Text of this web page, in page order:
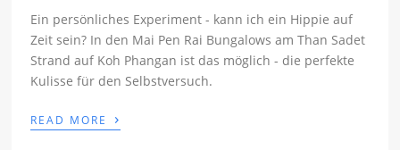
Ein persönliches Experiment - kann ich ein Hippie auf
Zeit sein? In den Mai Pen Rai Bungalows am Than Sadet
Strand auf Koh Phangan ist das möglich - die perfekte
Kulisse für den Selbstversuch.
READ MORE ›